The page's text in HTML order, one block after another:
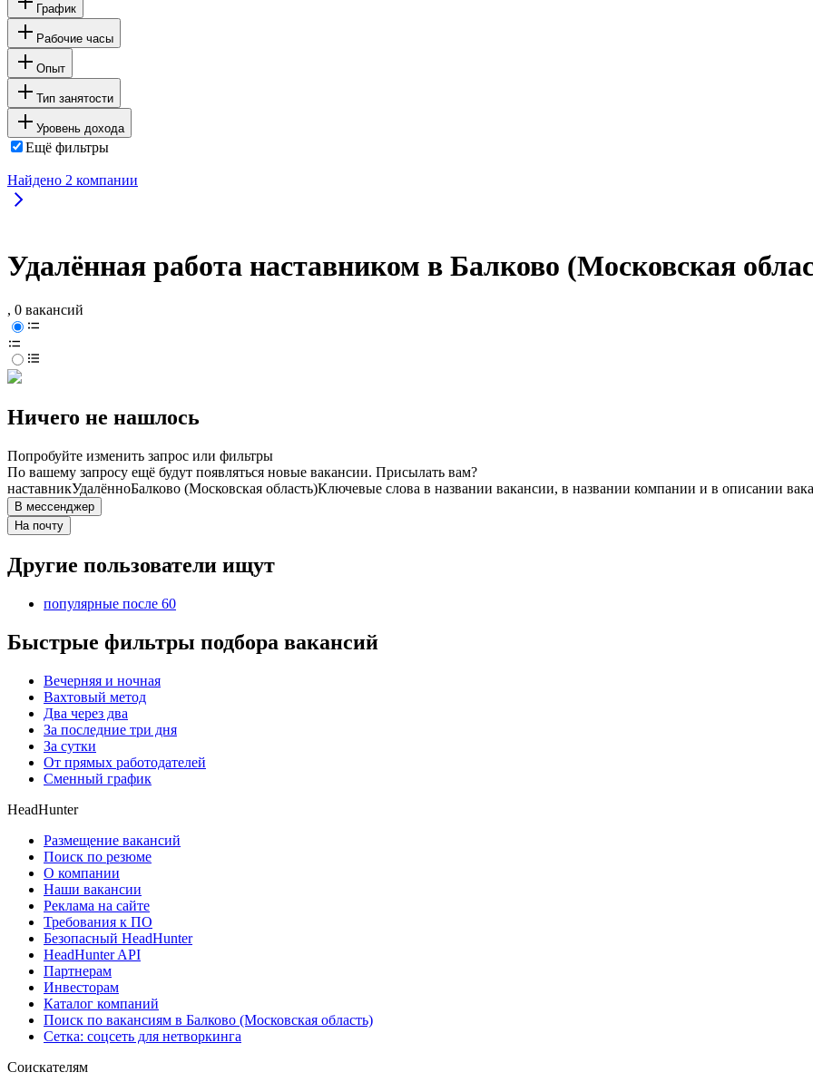
График
Рабочие часы
Опыт
Тип занятости
Уровень дохода
Ещё фильтры
Найдено 2 компании
Удалённая работа наставником в Балково (Московская
, 0 вакансий
Ничего не нашлось
Попробуйте изменить запрос или фильтры
По вашему запросу ещё будут появляться новые вакансии. Присылать вам?
наставникУдалённоБалково (Московская область)Ключевые слова в названии вакансии, в названии компании и в описании
В мессенджер
На почту
Другие пользователи ищут
популярные после 60
Быстрые фильтры подбора вакансий
Вечерняя и ночная
Вахтовый метод
Два через два
За последние три дня
За сутки
От прямых работодателей
Сменный график
HeadHunter
Размещение вакансий
Поиск по резюме
О компании
Наши вакансии
Реклама на сайте
Требования к ПО
Безопасный HeadHunter
HeadHunter API
Партнерам
Инвесторам
Каталог компаний
Поиск по вакансиям в Балково (Московская область)
Сетка: соцсеть для нетворкинга
Соискателям